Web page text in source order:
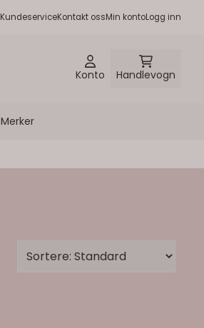
KundeserviceKontakt ossMin kontoLogg inn
Konto Handlevogn
Merker